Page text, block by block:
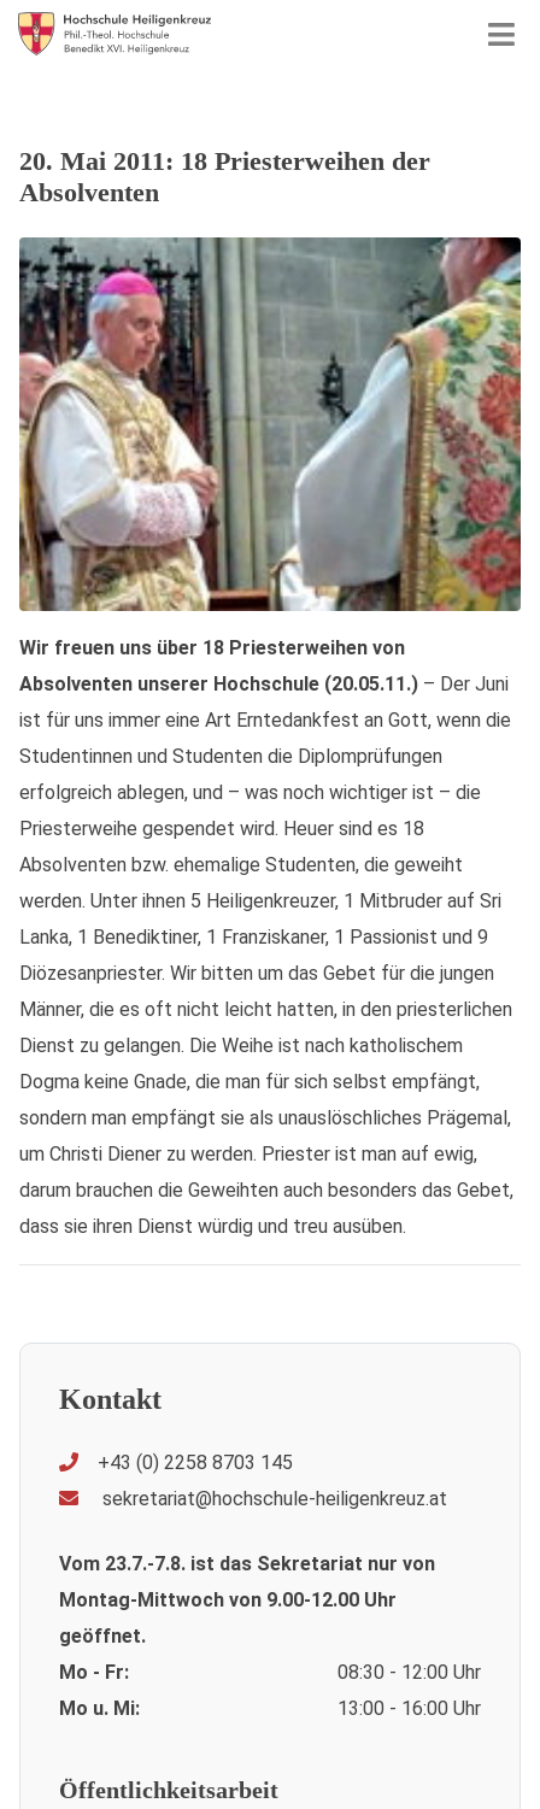
20. Mai 2011: 18 Priesterweihen der
Absolventen
Wir freuen uns über 18 Priesterweihen von
Absolventen unserer Hochschule (20.05.11.) – Der Juni
ist für uns immer eine Art Erntedankfest an Gott, wenn die
Studentinnen und Studenten die Diplomprüfungen
erfolgreich ablegen, und – was noch wichtiger ist – die
Priesterweihe gespendet wird. Heuer sind es 18
Absolventen bzw. ehemalige Studenten, die geweiht
werden. Unter ihnen 5 Heiligenkreuzer, 1 Mitbruder auf Sri
Lanka, 1 Benediktiner, 1 Franziskaner, 1 Passionist und 9
Diözesanpriester. Wir bitten um das Gebet für die jungen
Männer, die es oft nicht leicht hatten, in den priesterlichen
Dienst zu gelangen. Die Weihe ist nach katholischem
Dogma keine Gnade, die man für sich selbst empfängt,
sondern man empfängt sie als unauslöschliches Prägemal,
um Christi Diener zu werden. Priester ist man auf ewig,
darum brauchen die Geweihten auch besonders das Gebet,
dass sie ihren Dienst würdig und treu ausüben.
Kontakt
+43 (0) 2258 8703 145
sekretariat@hochschule-heiligenkreuz.at
Vom 23.7.-7.8. ist das Sekretariat nur von
Montag-Mittwoch von 9.00-12.00 Uhr
geöffnet.
Mo - Fr:
08:30 - 12:00 Uhr
Mo u. Mi:
13:00 - 16:00 Uhr
Öffentlichkeitsarbeit